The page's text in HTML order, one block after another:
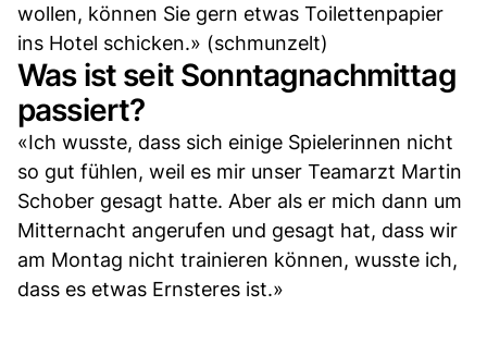
wollen, können Sie gern etwas Toilettenpapier
ins Hotel schicken.» (schmunzelt)
Was ist seit Sonntagnachmittag
passiert?
«Ich wusste, dass sich einige Spielerinnen nicht
so gut fühlen, weil es mir unser Teamarzt Martin
Schober gesagt hatte. Aber als er mich dann um
Mitternacht angerufen und gesagt hat, dass wir
am Montag nicht trainieren können, wusste ich,
dass es etwas Ernsteres ist.»